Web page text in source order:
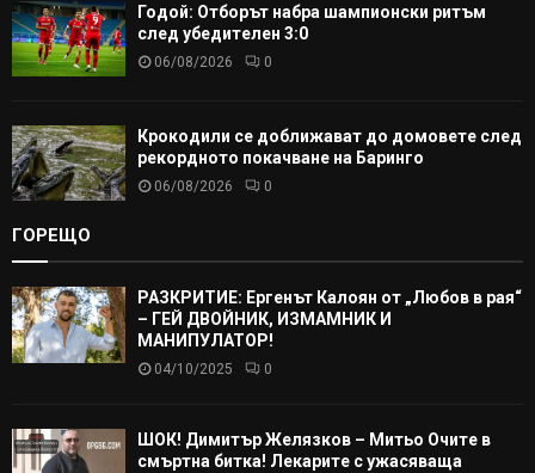
Годой: Отборът набра шампионски ритъм
след убедителен 3:0
06/08/2026 0
Крокодили се доближават до домовете след
рекордното покачване на Баринго
06/08/2026 0
ГОРЕЩО
РАЗКРИТИЕ: Ергенът Калоян от „Любов в рая“
– ГЕЙ ДВОЙНИК, ИЗМАМНИК И
МАНИПУЛАТОР!
04/10/2025 0
ШОК! Димитър Желязков – Митьо Очите в
смъртна битка! Лекарите с ужасяваща